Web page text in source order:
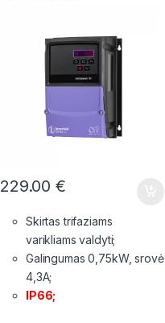
229.00€
Skirtas trifaziams
varikliams valdyti;
Galingumas 0,75kW, srovė
4,3A;
IP66;